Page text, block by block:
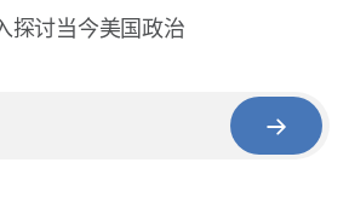
探讨当今美国政治